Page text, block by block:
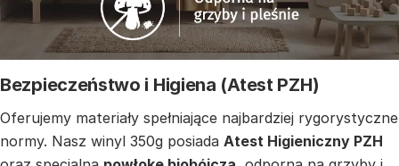
Bezpieczeństwo i Higiena (Atest PZH)
Oferujemy materiały spełniające najbardziej rygorystyczne
normy. Nasz winyl 350g posiada Atest Higieniczny PZH